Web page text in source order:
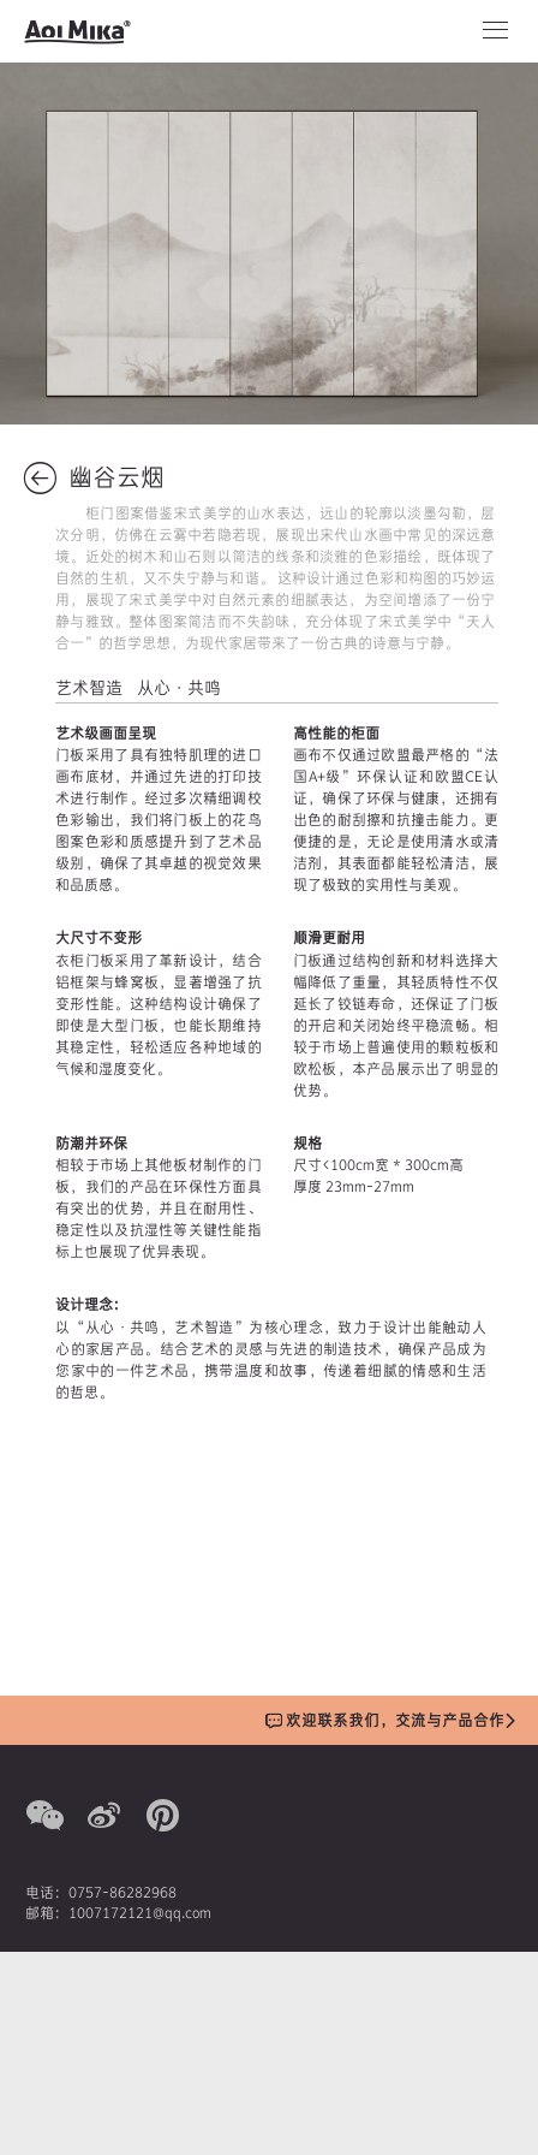
幽谷云烟
柜门图案借鉴宋式美学的山水表达，远山的轮廓以淡墨勾勒，层
次分明，仿佛在云雾中若隐若现，展现出宋代山水画中常见的深远意
境。近处的树木和山石则以简洁的线条和淡雅的色彩描绘，既体现了
自然的生机，又不失宁静与和谐。 这种设计通过色彩和构图的巧妙运
用，展现了宋式美学中对自然元素的细腻表达，为空间增添了一份宁
静与雅致。整体图案简洁而不失韵味，充分体现了宋式美学中“天人
合一”的哲学思想，为现代家居带来了一份古典的诗意与宁静。
艺术智造 从心·共鸣
艺术级画面呈现
门板采用了具有独特肌理的进口
画布底材，并通过先进的打印技
术进行制作。经过多次精细调校
色彩输出，我们将门板上的花鸟
图案色彩和质感提升到了艺术品
级别，确保了其卓越的视觉效果
和品质感。
高性能的柜面
画布不仅通过欧盟最严格的“法
国A+级”环保认证和欧盟CE认
证，确保了环保与健康，还拥有
出色的耐刮擦和抗撞击能力。更
便捷的是，无论是使用清水或清
洁剂，其表面都能轻松清洁，展
现了极致的实用性与美观。
大尺寸不变形
衣柜门板采用了革新设计，结合
铝框架与蜂窝板，显著增强了抗
变形性能。这种结构设计确保了
即使是大型门板，也能长期维持
其稳定性，轻松适应各种地域的
气候和湿度变化。
顺滑更耐用
门板通过结构创新和材料选择大
幅降低了重量，其轻质特性不仅
延长了铰链寿命，还保证了门板
的开启和关闭始终平稳流畅。相
较于市场上普遍使用的颗粒板和
欧松板，本产品展示出了明显的
优势。
防潮并环保
相较于市场上其他板材制作的门
板，我们的产品在环保性方面具
有突出的优势，并且在耐用性、
稳定性以及抗湿性等关键性能指
标上也展现了优异表现。
规格
尺寸<100cm宽 * 300cm高
厚度 23mm-27mm
设计理念：
以“从心·共鸣，艺术智造”为核心理念，致力于设计出能触动人
心的家居产品。结合艺术的灵感与先进的制造技术，确保产品成为
您家中的一件艺术品，携带温度和故事，传递着细腻的情感和生活
的哲思。
欢迎联系我们，交流与产品合作
电话：0757-86282968
邮箱：1007172121@qq.com